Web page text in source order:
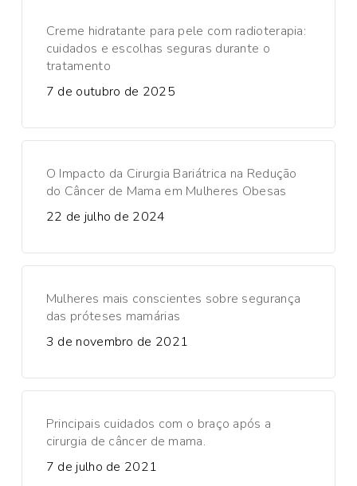
Creme hidratante para pele com radioterapia:
cuidados e escolhas seguras durante o
tratamento
7 de outubro de 2025
O Impacto da Cirurgia Bariátrica na Redução
do Câncer de Mama em Mulheres Obesas
22 de julho de 2024
Mulheres mais conscientes sobre segurança
das próteses mamárias
3 de novembro de 2021
Principais cuidados com o braço após a
cirurgia de câncer de mama.
7 de julho de 2021